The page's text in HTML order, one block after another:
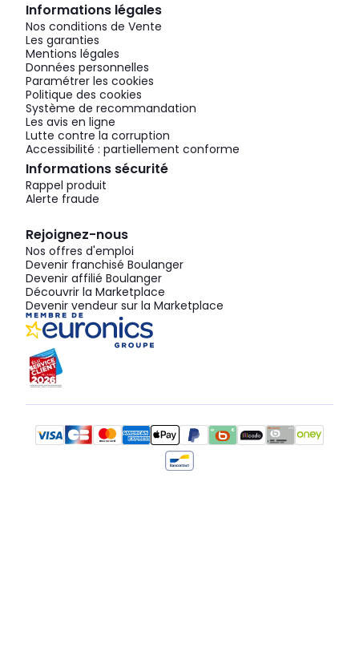
Informations légales
Nos conditions de Vente
Les garanties
Mentions légales
Données personnelles
Paramétrer les cookies
Politique des cookies
Système de recommandation
Les avis en ligne
Lutte contre la corruption
Accessibilité : partiellement conforme
Informations sécurité
Rappel produit
Alerte fraude
Rejoignez-nous
Nos offres d'emploi
Devenir franchisé Boulanger
Devenir affilié Boulanger
Découvrir la Marketplace
Devenir vendeur sur la Marketplace